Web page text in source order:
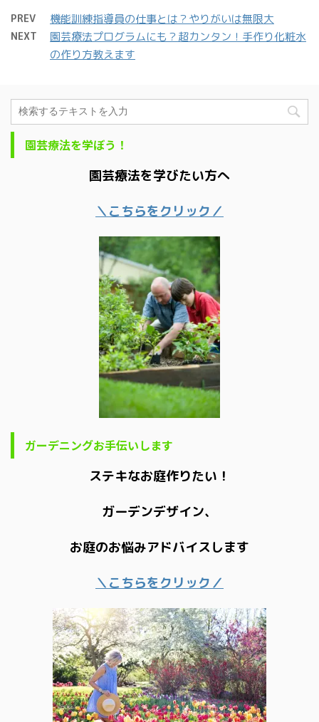
PREV 機能訓練指導員の仕事とは？やりがいは無限大
NEXT
園芸療法プログラムにも？超カンタン！手作り化粧水
の作り方教えます
園芸療法を学ぼう！
園芸療法を学びたい方へ
＼こちらをクリック／
ガーデニングお手伝いします
ステキなお庭作りたい！
ガーデンデザイン、
お庭のお悩みアドバイスします
＼こちらをクリック／